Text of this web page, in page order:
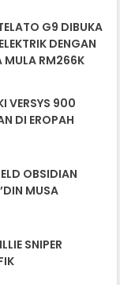
G9 DIBUKA
DENGAN
MULA RM266K
VERSYS 900
DI EROPAH
OBSIDIAN
MUSA
SNIPER